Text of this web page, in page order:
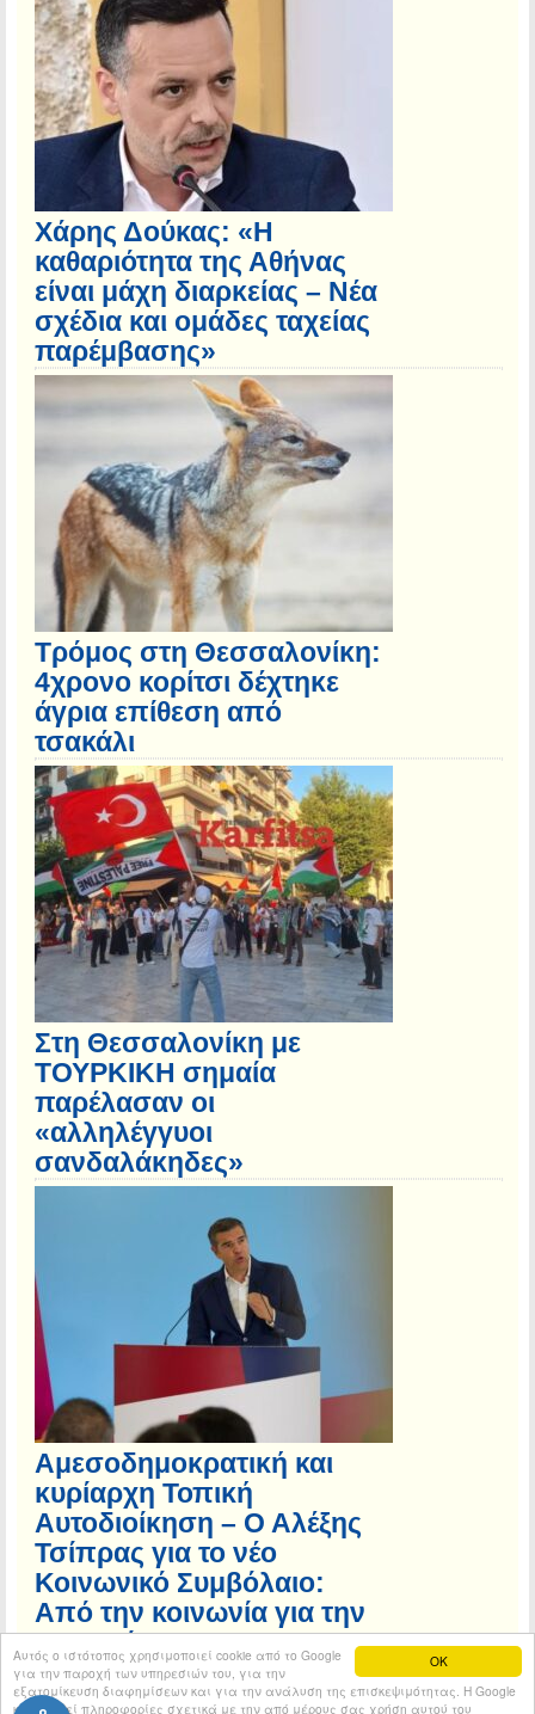
OK
Αυτός ο ιστότοπος χρησιμοποιεί cookie από το Google
για την παροχή των υπηρεσιών του, για την
εξατομίκευση διαφημίσεων και για την ανάλυση της επισκεψιμότητας. Η Google
κοινοποιεί πληροφορίες σχετικά με την από μέρους σας χρήση αυτού του
Χάρης Δούκας: «Η
καθαριότητα της Αθήνας
είναι μάχη διαρκείας – Νέα
σχέδια και ομάδες ταχείας
παρέμβασης»
Τρόμος στη Θεσσαλονίκη:
4χρονο κορίτσι δέχτηκε
άγρια επίθεση από
τσακάλι
Στη Θεσσαλονίκη με
ΤΟΥΡΚΙΚΗ σημαία
παρέλασαν οι
«αλληλέγγυοι
σανδαλάκηδες»
Αμεσοδημοκρατική και
κυρίαρχη Τοπική
Αυτοδιοίκηση – Ο Αλέξης
Τσίπρας για το νέο
Κοινωνικό Συμβόλαιο:
Από την κοινωνία για την
κοινωνία